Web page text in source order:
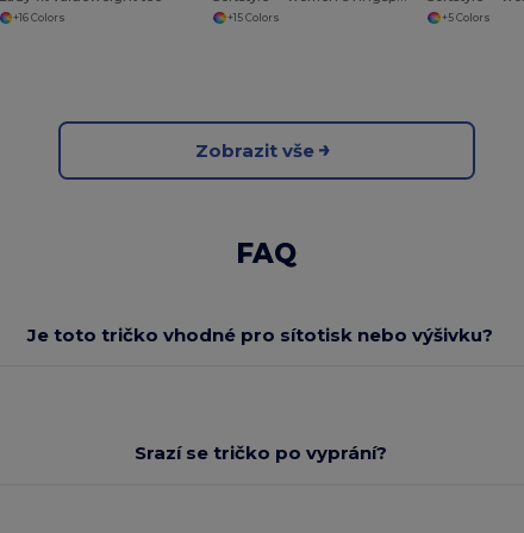
+16 Colors +15 Colors +5 Colors
Zobrazit vše
FAQ
Je toto tričko vhodné pro sítotisk nebo výšivku?
Srazí se tričko po vyprání?